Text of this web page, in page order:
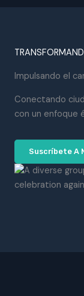
Impulsando el
Conectando
con un enfoque
Suscríbete A